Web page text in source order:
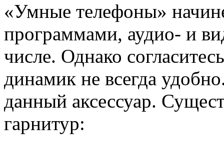
«Умные телефоны»
программами, аудио- и
числе. Однако
динамик не всегда
данный аксессуар.
гарнитур: